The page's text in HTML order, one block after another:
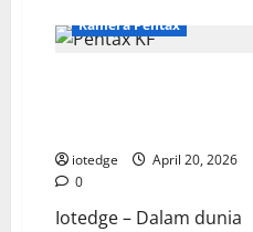
Sony
4K
120p
Kamera Pentax
iotedge
April 20, 2026
0
Iotedge – Dalam dunia